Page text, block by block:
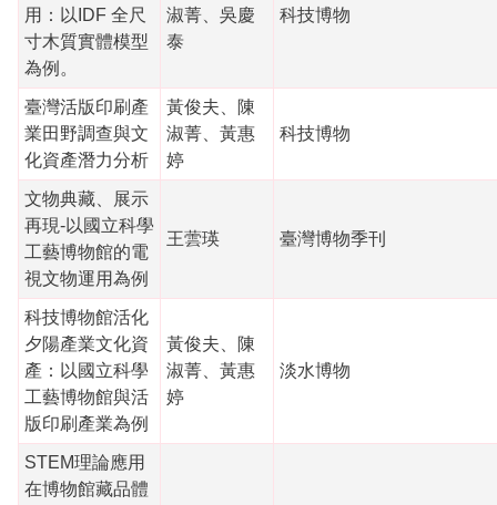
用：以IDF 全尺
寸木質實體模型
為例。
淑菁、吳慶
泰
科技博物
臺灣活版印刷產
業田野調查與文
化資產潛力分析
黃俊夫、陳
淑菁、黃惠
婷
科技博物
文物典藏、展示
再現-以國立科學
工藝博物館的電
視文物運用為例
王蕓瑛 臺灣博物季刊
科技博物館活化
夕陽產業文化資
產：以國立科學
工藝博物館與活
版印刷產業為例
黃俊夫、陳
淑菁、黃惠
婷
淡水博物
STEM理論應用
在博物館藏品體